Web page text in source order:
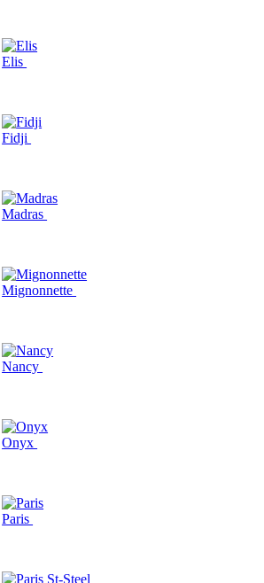
Elis
Fidji
Madras
Mignonnette
Nancy
Onyx
Paris